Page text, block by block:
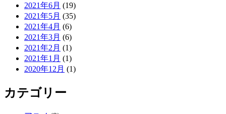
2021年6月 (19)
2021年5月 (35)
2021年4月 (6)
2021年3月 (6)
2021年2月 (1)
2021年1月 (1)
2020年12月 (1)
カテゴリー